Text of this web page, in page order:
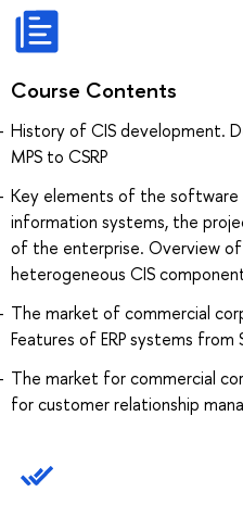
Course Contents
History of CIS development.
MPS to CSRP
Key elements of the
information systems, the
of the enterprise. Overview
heterogeneous CIS
The market of commercial
Features of ERP systems
The market for commercial
for customer relationship